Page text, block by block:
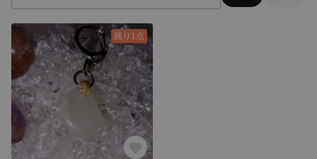
残り1点